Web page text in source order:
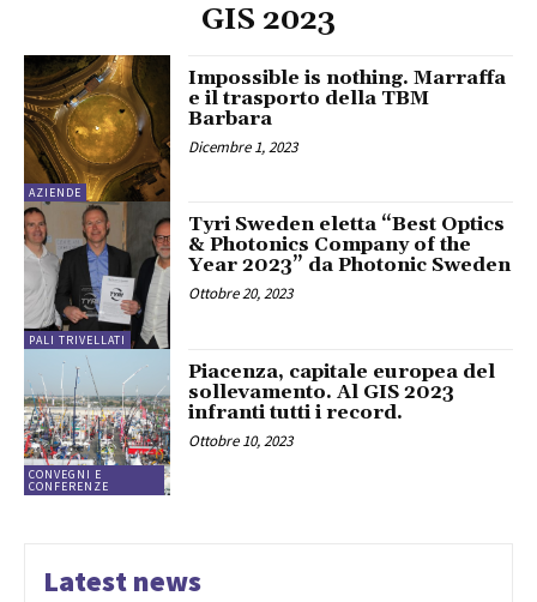
GIS 2023
AZIENDE
Impossible is nothing. Marraffa
e il trasporto della TBM
Barbara
Dicembre 1, 2023
PALI TRIVELLATI
Tyri Sweden eletta “Best Optics
& Photonics Company of the
Year 2023” da Photonic Sweden
Ottobre 20, 2023
CONVEGNI E
CONFERENZE
Piacenza, capitale europea del
sollevamento. Al GIS 2023
infranti tutti i record.
Ottobre 10, 2023
Latest news